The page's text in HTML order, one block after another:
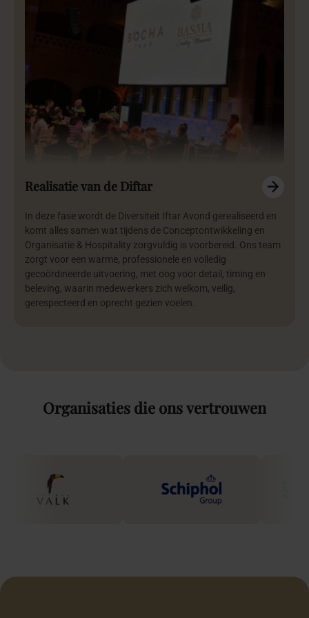
Realisatie van de Diftar
In deze fase wordt de Diversiteit Iftar Avond gerealiseerd en
komt alles samen wat tijdens de Conceptontwikkeling en
Organisatie & Hospitality zorgvuldig is voorbereid. Ons team
zorgt voor een warme, professionele en volledig
gecoördineerde uitvoering, met oog voor detail, timing en
beleving, waarin medewerkers zich welkom, veilig,
gerespecteerd en oprecht gezien voelen.
Organisaties die onsvertrouwen